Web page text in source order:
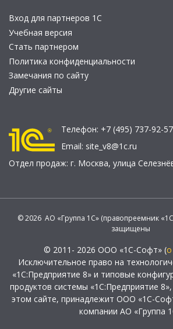
Вход для партнеров 1С
Учебная версия
Стать партнером
Политика конфиденциальности
Замечания по сайту
Другие сайты
Телефон: +7 (495) 737-92-57
Email: site_v8@1c.ru
Отдел продаж: г. Москва, улица
© 2026 АО «Группа 1С» (правопреемник
защищены
© 2011- 2026 ООО «1С-Софт» (
Исключительное право на
«1С:Предприятие 8» и типовые
продуктов системы «1С:Предприятие
этом сайте, принадлежит ООО «1С-
компании АО «Группа